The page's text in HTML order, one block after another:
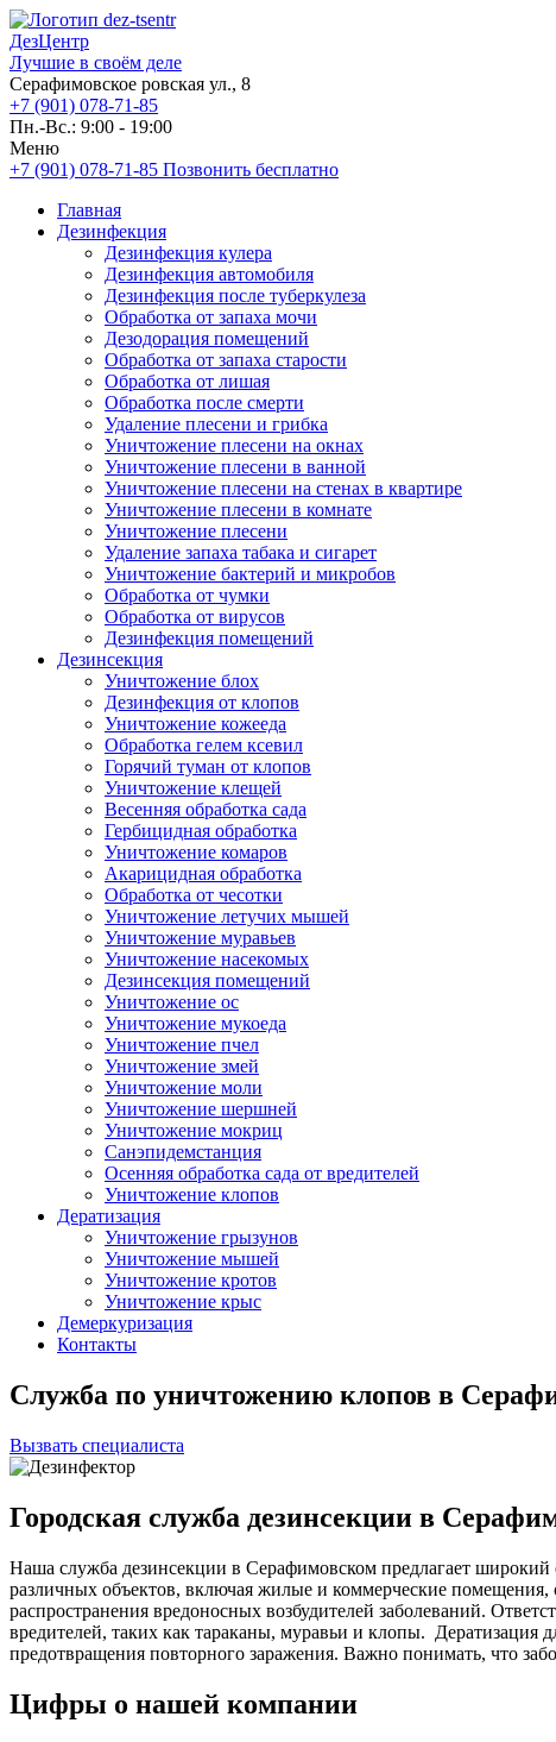
ДезЦентр
Лучшие в своём деле
Серафимовское ровская ул., 8
+7 (901) 078-71-85
Пн.-Вс.: 9:00 - 19:00
Меню
+7 (901) 078-71-85 Позвонить бесплатно
Главная
Дезинфекция
Дезинфекция кулера
Дезинфекция автомобиля
Дезинфекция после туберкулеза
Обработка от запаха мочи
Дезодорация помещений
Обработка от запаха старости
Обработка от лишая
Обработка после смерти
Удаление плесени и грибка
Уничтожение плесени на окнах
Уничтожение плесени в ванной
Уничтожение плесени на стенах в квартире
Уничтожение плесени в комнате
Уничтожение плесени
Удаление запаха табака и сигарет
Уничтожение бактерий и микробов
Обработка от чумки
Обработка от вирусов
Дезинфекция помещений
Дезинсекция
Уничтожение блох
Дезинфекция от клопов
Уничтожение кожееда
Обработка гелем ксевил
Горячий туман от клопов
Уничтожение клещей
Весенняя обработка сада
Гербицидная обработка
Уничтожение комаров
Акарицидная обработка
Обработка от чесотки
Уничтожение летучих мышей
Уничтожение муравьев
Уничтожение насекомых
Дезинсекция помещений
Уничтожение ос
Уничтожение мукоеда
Уничтожение пчел
Уничтожение змей
Уничтожение моли
Уничтожение шершней
Уничтожение мокриц
Санэпидемстанция
Осенняя обработка сада от вредителей
Уничтожение клопов
Дератизация
Уничтожение грызунов
Уничтожение мышей
Уничтожение кротов
Уничтожение крыс
Демеркуризация
Контакты
Служба по уничтожению клопов в
Вызвать специалиста
Городская служба дезинсекции в
Наша служба дезинсекции в Серафимовском предлагает
различных объектов, включая жилые и коммерческие
распространения вредоносных возбудителей заболеваний.
вредителей, таких как тараканы, муравьи и клопы.
предотвращения повторного заражения. Важно понимать, что
Цифры о нашей компании